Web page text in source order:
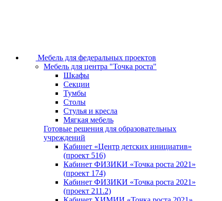
Мебель для федеральных проектов
Мебель для центра "Точка роста"
Шкафы
Секции
Тумбы
Столы
Стулья и кресла
Мягкая мебель
Готовые решения для образовательных
учреждений
Кабинет «Центр детских инициатив»
(проект 516)
Кабинет ФИЗИКИ «Точка роста 2021»
(проект 174)
Кабинет ФИЗИКИ «Точка роста 2021»
(проект 211.2)